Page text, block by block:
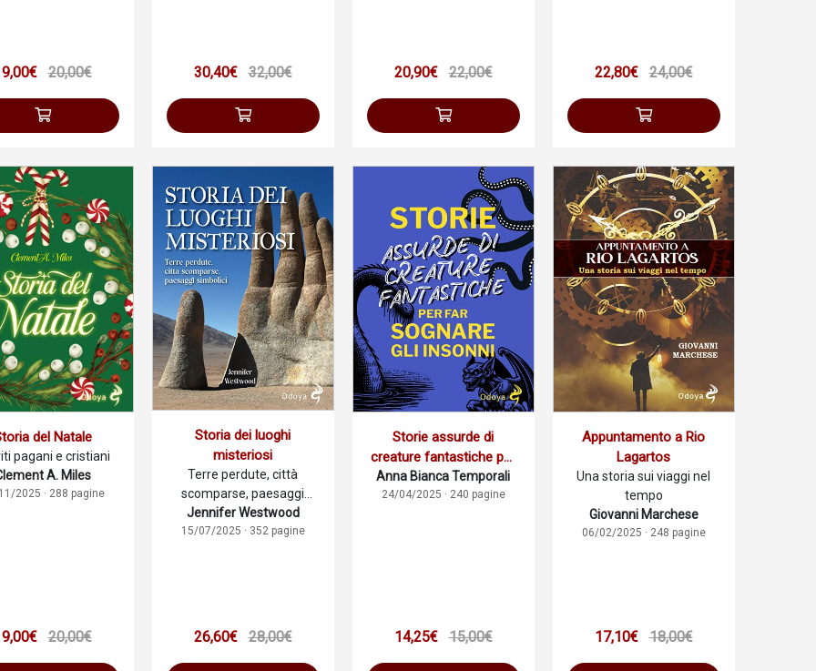
20,00€ 30,40€ 32,00€ 20,90€ 22,00€ 22,80€ 24,00€
del Natale
pagani e cristiani
A. Miles
2025 · 288 pagine
20,00€
Storia dei luoghi
misteriosi
Terre perdute, città
scomparse, paesaggi
simbolici
Jennifer Westwood
15/07/2025 · 352 pagine
26,60€ 28,00€
Storie assurde di
creature fantastiche per
far sognare gli insonni
Anna Bianca Temporali
24/04/2025 · 240 pagine
14,25€ 15,00€
Appuntamento a Rio
Lagartos
Una storia sui viaggi nel
tempo
Giovanni Marchese
06/02/2025 · 248 pagine
17,10€ 18,00€